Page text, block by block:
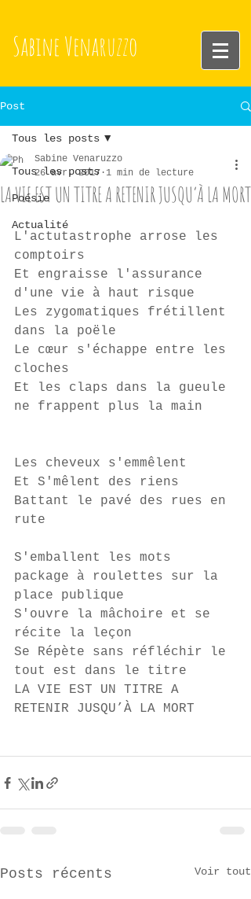
SabineVenaruzzo
Post
Tous les posts
Poésie
Actualité
Tous les posts
LA VIE EST UN TITRE A RETENIR JUSQU’À LA MORT
Sabine Venaruzzo
26 avr. 2017 1 min de lecture
L'actutastrophe arrose les
comptoirs
Et engraisse l'assurance
d'une vie à haut risque
Les zygomatiques frétillent
dans la poële
Le cœur s'échappe entre les
cloches
Et les claps dans la gueule
ne frappent plus la main
Les cheveux s'emmêlent
Et S'mêlent des riens
Battant le pavé des rues en
rute
S'emballent les mots
package à roulettes sur la
place publique
S'ouvre la mâchoire et se
récite la leçon
Se Répète sans réfléchir le
tout est dans le titre
LA VIE EST UN TITRE A
RETENIR JUSQU’À LA MORT
Posts récents Voir tout